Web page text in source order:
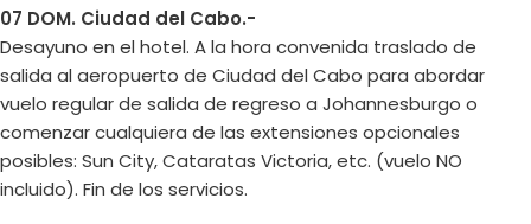
07 DOM. Ciudad del Cabo.-
Desayuno en el hotel. A la hora convenida traslado de
salida al aeropuerto de Ciudad del Cabo para abordar
vuelo regular de salida de regreso a Johannesburgo o
comenzar cualquiera de las extensiones opcionales
posibles: Sun City, Cataratas Victoria, etc. (vuelo NO
incluido). Fin de los servicios.